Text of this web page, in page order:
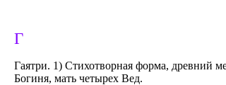
Г
Гаятри. 1) Стихотворная форма, древний
Богиня, мать четырех Вед.